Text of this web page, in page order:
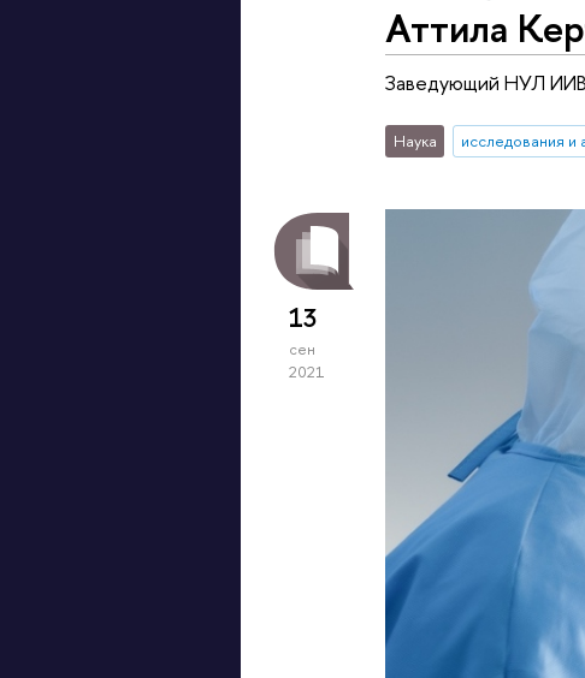
Аттила
Заведующий НУЛ
Наука исследования и
13
сен
2021